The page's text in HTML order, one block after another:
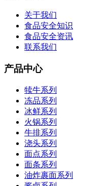
关于我们
食品安全知识
食品安全资讯
联系我们
产品中心
犊牛系列
冻品系列
冰鲜系列
火锅系列
牛排系列
浇头系列
面点系列
面条系列
油炸裹面系列